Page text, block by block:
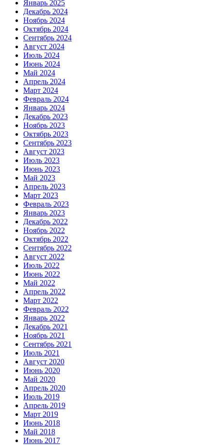
Январь 2025
Декабрь 2024
Ноябрь 2024
Октябрь 2024
Сентябрь 2024
Август 2024
Июль 2024
Июнь 2024
Май 2024
Апрель 2024
Март 2024
Февраль 2024
Январь 2024
Декабрь 2023
Ноябрь 2023
Октябрь 2023
Сентябрь 2023
Август 2023
Июль 2023
Июнь 2023
Май 2023
Апрель 2023
Март 2023
Февраль 2023
Январь 2023
Декабрь 2022
Ноябрь 2022
Октябрь 2022
Сентябрь 2022
Август 2022
Июль 2022
Июнь 2022
Май 2022
Апрель 2022
Март 2022
Февраль 2022
Январь 2022
Декабрь 2021
Ноябрь 2021
Сентябрь 2021
Июль 2021
Август 2020
Июнь 2020
Май 2020
Апрель 2020
Июль 2019
Апрель 2019
Март 2019
Июнь 2018
Май 2018
Июнь 2017